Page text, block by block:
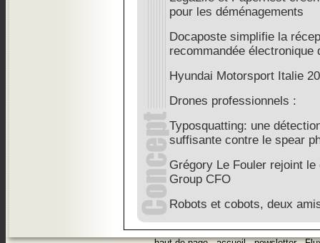
pour les déménagements
Docaposte simplifie la
recommandée électronique
Hyundai Motorsport Italie
Drones professionnels :
Typosquatting: une
suffisante contre le spear
Grégory Le Fouler rejoint
Group CFO
Robots et cobots, deux